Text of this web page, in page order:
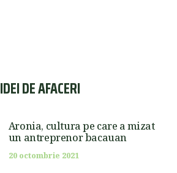
IDEI DE AFACERI
Aronia, cultura pe care a mizat
un antreprenor bacauan
20 octombrie 2021